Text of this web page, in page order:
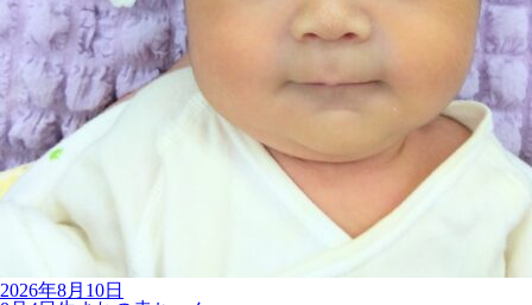
2026年8月10日